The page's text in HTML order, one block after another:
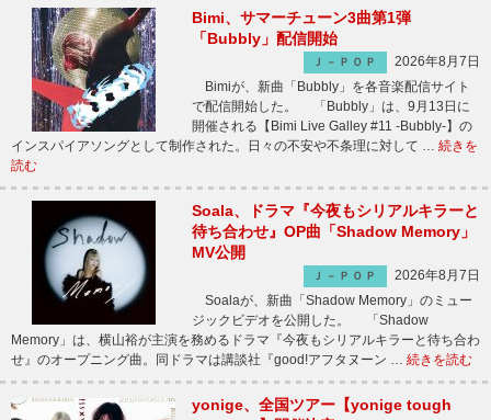
Bimi、サマーチューン3曲第1弾
「Bubbly」配信開始
Ｊ－ＰＯＰ
2026年8月7日
Bimiが、新曲「Bubbly」を各音楽配信サイト
で配信開始した。 「Bubbly」は、9月13日に
開催される【Bimi Live Galley #11 -Bubbly-】の
インスパイアソングとして制作された。日々の不安や不条理に対して … 続きを
読む
Soala、ドラマ『今夜もシリアルキラーと
待ち合わせ』OP曲「Shadow Memory」
MV公開
Ｊ－ＰＯＰ
2026年8月7日
Soalaが、新曲「Shadow Memory」のミュー
ジックビデオを公開した。 「Shadow
Memory」は、横山裕が主演を務めるドラマ『今夜もシリアルキラーと待ち合わ
せ』のオープニング曲。同ドラマは講談社『good!アフタヌーン … 続きを読む
yonige、全国ツアー【yonige tough